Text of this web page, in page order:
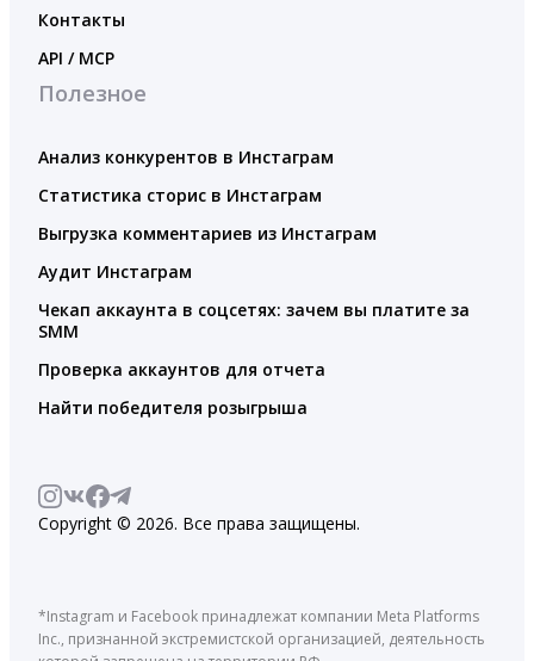
Контакты
API / MCP
Полезное
Анализ конкурентов в Инстаграм
Статистика сторис в Инстаграм
Выгрузка комментариев из Инстаграм
Аудит Инстаграм
Чекап аккаунта в соцсетях: зачем вы платите за
SMM
Проверка аккаунтов для отчета
Найти победителя розыгрыша
Copyright © 2026. Все права защищены.
*Instagram и Facebook принадлежат компании Meta Platforms
Inc., признанной экстремистской организацией, деятельность